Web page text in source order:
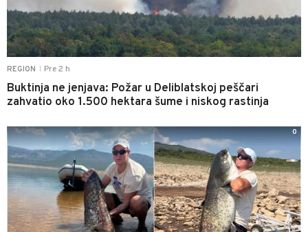
REGION Pre 2 h
Buktinja ne jenjava: Požar u Deliblatskoj peščari
zahvatio oko 1.500 hektara šume i niskog rastinja
0